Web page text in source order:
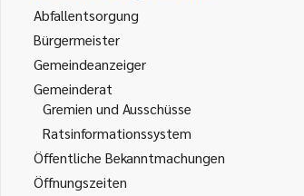
Abfallentsorgung
Bürgermeister
Gemeindeanzeiger
Gemeinderat
Gremien und Ausschüsse
Ratsinformationssystem
Öffentliche Bekanntmachungen
Öffnungszeiten